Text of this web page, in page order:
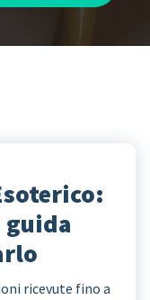
guida
ricevute fino a